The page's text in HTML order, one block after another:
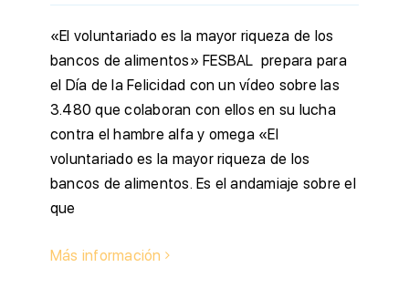
«El voluntariado es la mayor riqueza de los
bancos de alimentos» FESBAL prepara para
el Día de la Felicidad con un vídeo sobre las
3.480 que colaboran con ellos en su lucha
contra el hambre alfa y omega «El
voluntariado es la mayor riqueza de los
bancos de alimentos. Es el andamiaje sobre el
que
Más información